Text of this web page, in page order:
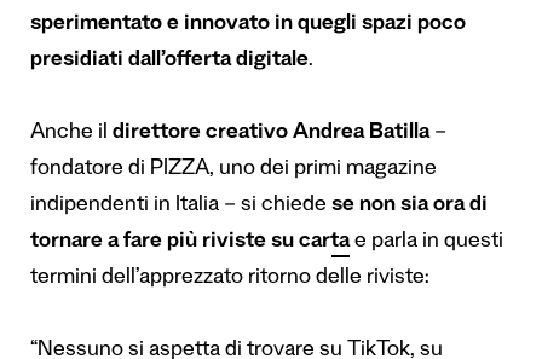
sperimentato e innovato in quegli spazi poco
presidiati dall’offerta digitale.
Anche il direttore creativo Andrea Batilla–
fondatore di PIZZA, uno dei primi magazine
indipendenti in Italia – si chiede se non sia ora di
tornare a fare più riviste su cartae parla in questi
termini dell’apprezzato ritorno delle riviste:
“Nessuno si aspetta di trovare su TikTok, su